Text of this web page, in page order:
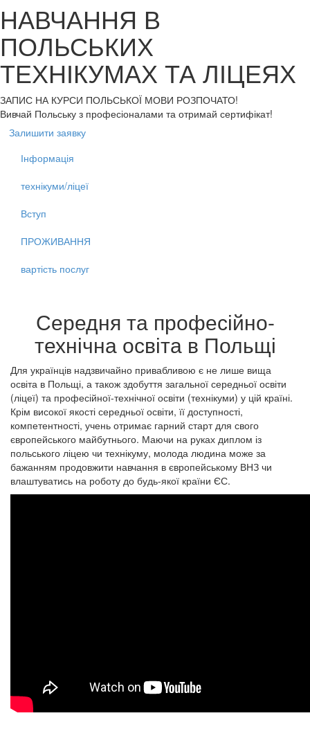
НАВЧАННЯ В
ПОЛЬСЬКИХ
ТЕХНІКУМАХ ТА ЛІЦЕЯХ
ЗАПИС НА КУРСИ ПОЛЬСЬКОЇ МОВИ РОЗПОЧАТО!
Вивчай Польську з професіоналами та отримай сертифікат!
Залишити заявку
Інформація
технікуми/ліцеї
Вступ
ПРОЖИВАННЯ
вартість послуг
Середня та професійно-
технічна освіта в Польщі
Для українців надзвичайно привабливою є не лише вища
освіта в Польщі, а також здобуття загальної середньої освіти
(ліцеї) та професійної-технічної освіти (технікуми) у цій країні.
Крім високої якості середньої освіти, її доступності,
компетентності, учень отримає гарний старт для свого
європейського майбутнього. Маючи на руках диплом із
польського ліцею чи технікуму, молода людина може за
бажанням продовжити навчання в європейському ВНЗ чи
влаштуватись на роботу до будь-якої країни ЄС.